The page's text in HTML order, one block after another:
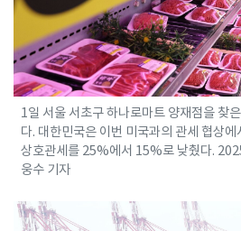
1일 서울 서초구 하나로마트 양재점을 찾
다. 대한민국은 이번 미국과의 관세 협상에
상호관세를 25%에서 15%로 낮췄다.
웅수 기자